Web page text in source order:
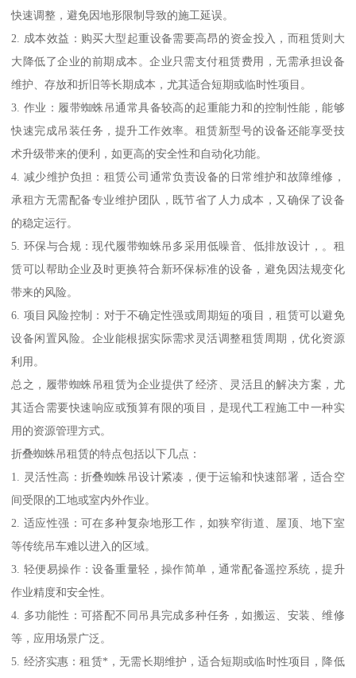
快速调整，避免因地形限制导致的施工延误。
2. 成本效益：购买大型起重设备需要高昂的资金投入，而租赁则大
大降低了企业的前期成本。企业只需支付租赁费用，无需承担设备
维护、存放和折旧等长期成本，尤其适合短期或临时性项目。
3. 作业：履带蜘蛛吊通常具备较高的起重能力和的控制性能，能够
快速完成吊装任务，提升工作效率。租赁新型号的设备还能享受技
术升级带来的便利，如更高的安全性和自动化功能。
4. 减少维护负担：租赁公司通常负责设备的日常维护和故障维修，
承租方无需配备专业维护团队，既节省了人力成本，又确保了设备
的稳定运行。
5. 环保与合规：现代履带蜘蛛吊多采用低噪音、低排放设计，。租
赁可以帮助企业及时更换符合新环保标准的设备，避免因法规变化
带来的风险。
6. 项目风险控制：对于不确定性强或周期短的项目，租赁可以避免
设备闲置风险。企业能根据实际需求灵活调整租赁周期，优化资源
利用。
总之，履带蜘蛛吊租赁为企业提供了经济、灵活且的解决方案，尤
其适合需要快速响应或预算有限的项目，是现代工程施工中一种实
用的资源管理方式。
折叠蜘蛛吊租赁的特点包括以下几点：
1. 灵活性高：折叠蜘蛛吊设计紧凑，便于运输和快速部署，适合空
间受限的工地或室内外作业。
2. 适应性强：可在多种复杂地形工作，如狭窄街道、屋顶、地下室
等传统吊车难以进入的区域。
3. 轻便易操作：设备重量轻，操作简单，通常配备遥控系统，提升
作业精度和安全性。
4. 多功能性：可搭配不同吊具完成多种任务，如搬运、安装、维修
等，应用场景广泛。
5. 经济实惠：租赁*，无需长期维护，适合短期或临时性项目，降低